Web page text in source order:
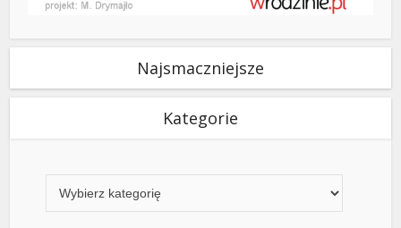
Najsmaczniejsze
Kategorie